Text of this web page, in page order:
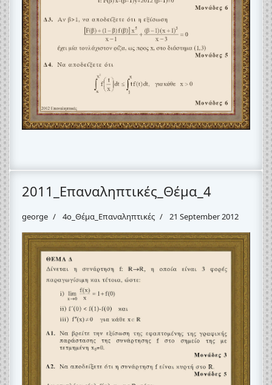
2011_Επαναληπτικές_Θέμα_4
george 4o_Θέμα_Eπαναληπτικές 21 September 2012